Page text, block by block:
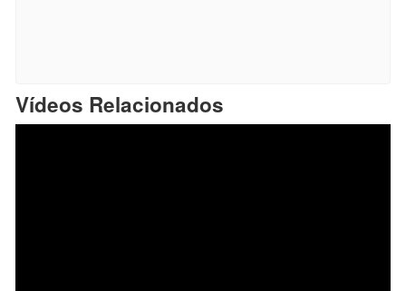
Vídeos Relacionados